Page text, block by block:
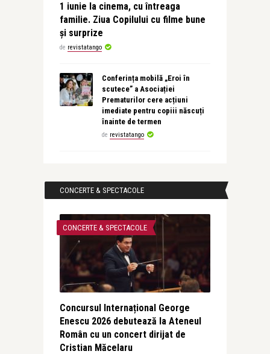
1 iunie la cinema, cu întreaga
familie. Ziua Copilului cu filme bune
și surprize
de revistatango
Conferința mobilă „Eroi în
scutece” a Asociației
Prematurilor cere acțiuni
imediate pentru copiii născuți
înainte de termen
de revistatango
CONCERTE & SPECTACOLE
CONCERTE & SPECTACOLE
Concursul Internațional George
Enescu 2026 debutează la Ateneul
Român cu un concert dirijat de
Cristian Măcelaru